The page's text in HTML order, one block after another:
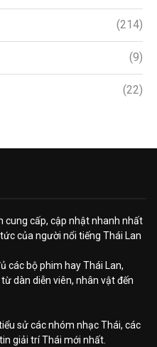
(214)
(9)
(22)
cung cấp, cập nhật nhanh nhất
của người nổi tiếng Thái Lan
các bộ phim hay Thái Lan,
dàn diễn viên, nhân vật đến
sử các nhóm nhạc Thái, các
giải trí Thái mới nhất.